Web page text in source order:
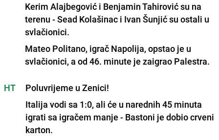
Kerim Alajbegović i Benjamin Tahirović su na
terenu - Sead Kolašinac i Ivan Šunjić su ostali u
svlačionici.
Mateo Politano, igrač Napolija, opstao je u
svlačionici, a od 46. minute je zaigrao Palestra.
HT
Poluvrijeme u Zenici!
Italija vodi sa 1:0, ali će u narednih 45 minuta
igrati sa igračem manje - Bastoni je dobio crveni
karton.